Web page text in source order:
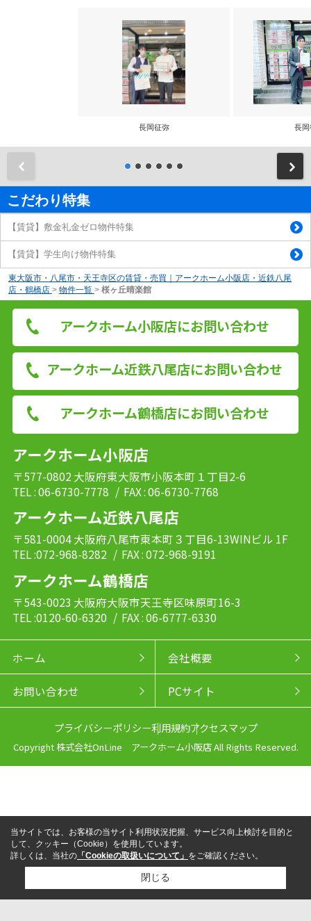
長岡征弥 長岡
こだわり特集
【賃貸】敷金礼金ゼロ物件特集
【賃貸】学生向け物件特集
東大阪市・八尾市・天王寺区の賃貸・売買｜アークホーム小阪店・近鉄八尾
店・鶴橋店 > 物件一覧 > 桜ヶ丘晴楽館
アークホーム小阪店にお問い合わせ
アークホーム近鉄八尾店にお問い合わせ
アークホーム鶴橋店にお問い合わせ
アークホーム小阪店
〒577-0802 大阪府東大阪市小阪本町１丁目2-6
TEL : 06-6730-7778 / FAX : 06-6730-7768
アークホーム近鉄八尾店
〒581-0004 大阪府八尾市東本町３丁目6-13WINビル 1F
TEL :072-968-8282 / FAX : 072-968-9191
アークホーム鶴橋店
〒543-0023 大阪府大阪市天王寺区味原町16-3
TEL :0120-60-6320 / FAX : 06-6777-6330
ホーム 会社概要
お問い合わせ PCサイト
プライバシーポリシー利用規約アクセスマップ
Copyright 株式会社OnLine アークホーム小阪店 All Rights Reserved.
LINEからお問い合わせ
当サイトでは、お客様の当サイト利用状況把握、サービス向上検討を目的と
して、クッキー（Cookie）を使用しています。
詳しくは、当社の 「Cookieの取扱いについて」 をご確認ください。
閉じる